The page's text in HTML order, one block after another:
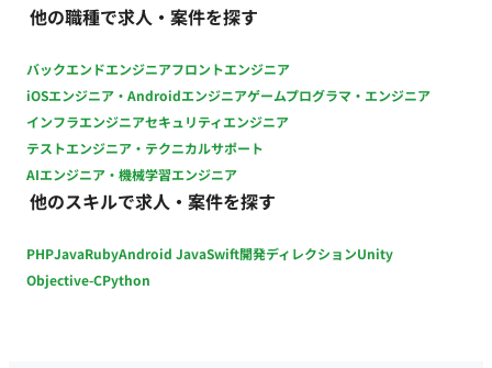
他の職種で求人・案件を探す
バックエンドエンジニアフロントエンジニア
iOSエンジニア・Androidエンジニアゲームプログラマ・エンジニア
インフラエンジニアセキュリティエンジニア
テストエンジニア・テクニカルサポート
AIエンジニア・機械学習エンジニア
他のスキルで求人・案件を探す
PHPJavaRubyAndroid JavaSwift開発ディレクションUnity
Objective-CPython